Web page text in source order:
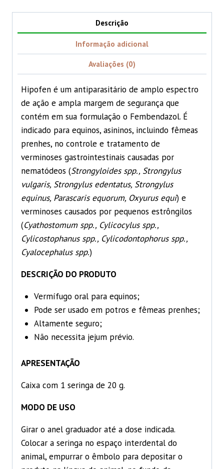
Descrição
Informação adicional
Avaliações (0)
Hipofen é um antiparasitário de amplo espectro
de ação e ampla margem de segurança que
contém em sua formulação o Fembendazol. É
indicado para equinos, asininos, incluindo fêmeas
prenhes, no controle e tratamento de
verminoses gastrointestinais causadas por
nematódeos (Strongyloides spp., Strongylus
vulgaris, Strongylus edentatus, Strongylus
equinus, Parascaris equorum, Oxyurus equi) e
verminoses causados por pequenos estrôngilos
(Cyathostomum spp., Cylicocylus spp.,
Cylicostophanus spp., Cylicodontophorus spp.,
Cyalocephalus spp.)
DESCRIÇÃO DO PRODUTO
Vermífugo oral para equinos;
Pode ser usado em potros e fêmeas prenhes;
Altamente seguro;
Não necessita jejum prévio.
APRESENTAÇÃO
Caixa com 1 seringa de 20 g.
MODO DE USO
Girar o anel graduador até a dose indicada.
Colocar a seringa no espaço interdental do
animal, empurrar o êmbolo para depositar o